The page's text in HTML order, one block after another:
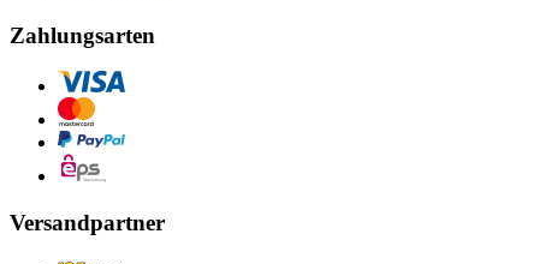
Zahlungsarten
Versandpartner